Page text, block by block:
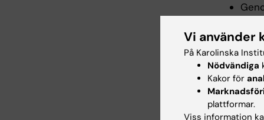
Du
Du
att
Vi använder
På Karolinska
Nödvändiga
Kakor för
plattformar.
Viss information